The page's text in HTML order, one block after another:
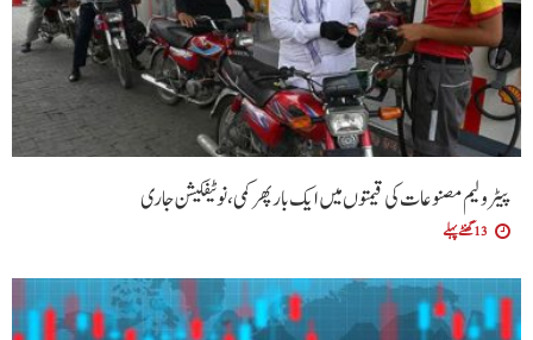
پیٹرولیم مصنوعات کی قیمتوں میں ایک بار پھر کمی،نوٹیفکیشن جاری
13 گھنٹے پہلے